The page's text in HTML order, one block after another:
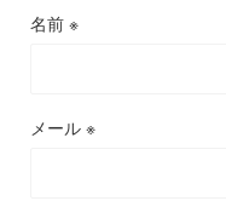
名前 ※
メール ※